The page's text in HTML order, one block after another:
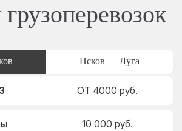
Псков — Луга
ОТ 4000 руб.
10 000 руб.